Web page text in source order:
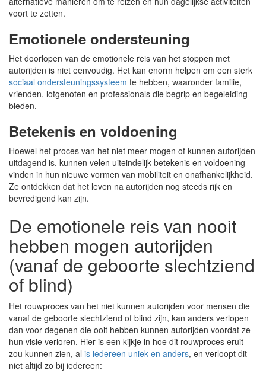
voort te zetten.
Emotionele ondersteuning
Het doorlopen van de emotionele reis van het stoppen met
autorijden is niet eenvoudig. Het kan enorm helpen om een sterk
sociaal ondersteuningssysteem te hebben, waaronder familie,
vrienden, lotgenoten en professionals die begrip en begeleiding
bieden.
Betekenis en voldoening
Hoewel het proces van het niet meer mogen of kunnen autorijden
uitdagend is, kunnen velen uiteindelijk betekenis en voldoening
vinden in hun nieuwe vormen van mobiliteit en onafhankelijkheid.
Ze ontdekken dat het leven na autorijden nog steeds rijk en
bevredigend kan zijn.
De emotionele reis van nooit
hebben mogen autorijden
(vanaf de geboorte slechtziend
of blind)
Het rouwproces van het niet kunnen autorijden voor mensen die
vanaf de geboorte slechtziend of blind zijn, kan anders verlopen
dan voor degenen die ooit hebben kunnen autorijden voordat ze
hun visie verloren. Hier is een kijkje in hoe dit rouwproces eruit
zou kunnen zien, al is iedereen uniek en anders, en verloopt dit
niet altijd zo bij iedereen: